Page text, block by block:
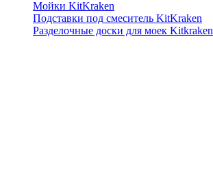
Мойки KitKraken
Подставки под смеситель KitKraken
Разделочные доски для моек Kitkraken